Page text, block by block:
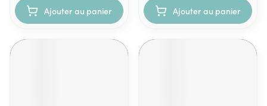
Ajouter au panier Ajouter au panier